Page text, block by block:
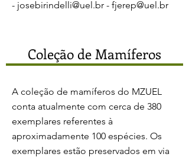
- josebirindelli@uel.br - fjerep@uel.br
Coleção de Mamíferos
A coleção de mamíferos do MZUEL
conta atualmente com cerca de 380
exemplares ​referentes à
aproximadamente 100 espécies. Os
exemplares estão preservados em via